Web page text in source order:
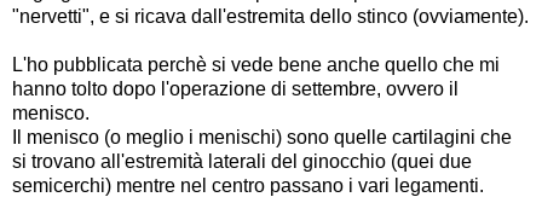
"nervetti", e si ricava dall'estremita dello stinco (ovviamente).
L'ho pubblicata perchè si vede bene anche quello che mi
hanno tolto dopo l'operazione di settembre, ovvero il
menisco.
Il menisco (o meglio i menischi) sono quelle cartilagini che
si trovano all'estremità laterali del ginocchio (quei due
semicerchi) mentre nel centro passano i vari legamenti.